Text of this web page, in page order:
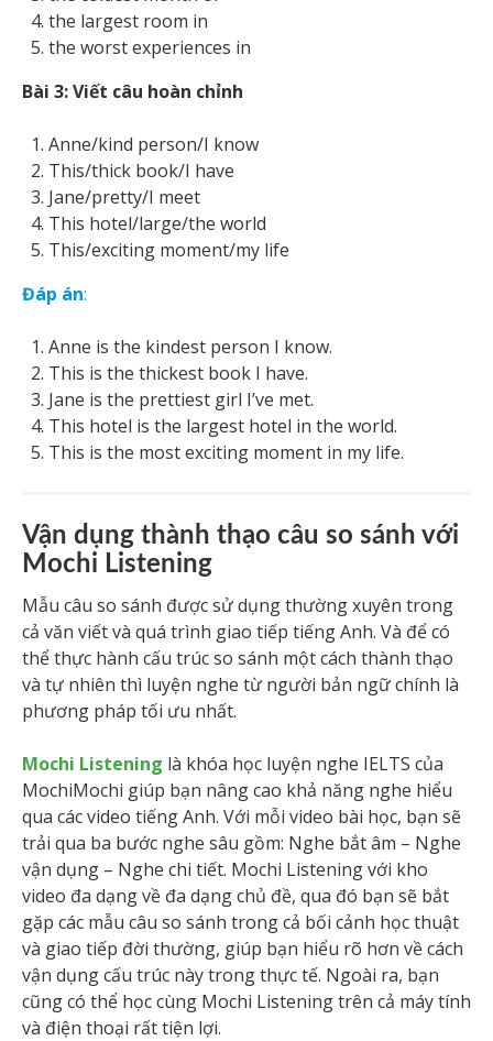
the largest room in
the worst experiences in
Bài 3: Viết câu hoàn chỉnh
Anne/kind person/I know
This/thick book/I have
Jane/pretty/I meet
This hotel/large/the world
This/exciting moment/my life
Đáp án:
Anne is the kindest person I know.
This is the thickest book I have.
Jane is the prettiest girl I’ve met.
This hotel is the largest hotel in the world.
This is the most exciting moment in my life.
Vận dụng thành thạo câu so sánh với
Mochi Listening
Mẫu câu so sánh được sử dụng thường xuyên trong
cả văn viết và quá trình giao tiếp tiếng Anh. Và để có
thể thực hành cấu trúc so sánh một cách thành thạo
và tự nhiên thì luyện nghe từ người bản ngữ chính là
phương pháp tối ưu nhất.
Mochi Listening là khóa học luyện nghe IELTS của
MochiMochi giúp bạn nâng cao khả năng nghe hiểu
qua các video tiếng Anh. Với mỗi video bài học, bạn sẽ
trải qua ba bước nghe sâu gồm: Nghe bắt âm – Nghe
vận dụng – Nghe chi tiết. Mochi Listening với kho
video đa dạng về đa dạng chủ đề, qua đó bạn sẽ bắt
gặp các mẫu câu so sánh trong cả bối cảnh học thuật
và giao tiếp đời thường, giúp bạn hiểu rõ hơn về cách
vận dụng cấu trúc này trong thực tế. Ngoài ra, bạn
cũng có thể học cùng Mochi Listening trên cả máy tính
và điện thoại rất tiện lợi.